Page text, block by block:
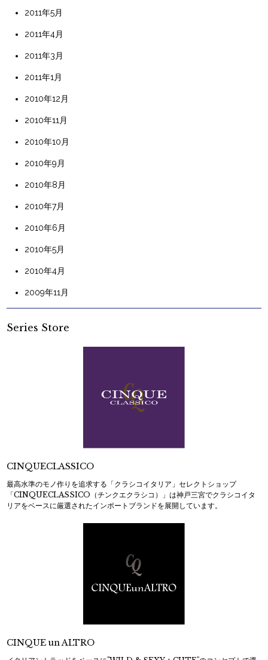
2011年5月
2011年4月
2011年3月
2011年1月
2010年12月
2010年11月
2010年10月
2010年9月
2010年8月
2010年7月
2010年6月
2010年5月
2010年4月
2009年11月
Series Store
CINQUECLASSICO
最高水準のモノ作りを追求する「クラシコイタリア」セレクトショップ
「CINQUECLASSICO（チンクエクラシコ）」は神戸三宮でクラシコイタ
リアをベースに厳選されたインポートブランドを展開しています。
CINQUE un ALTRO